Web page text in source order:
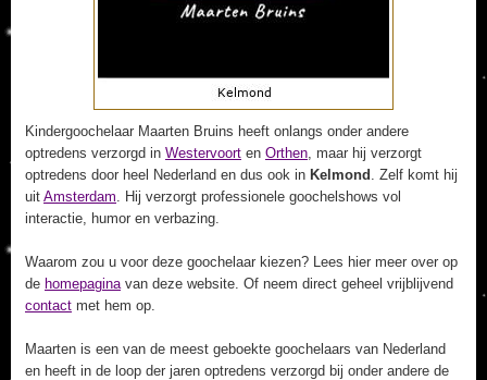
Kindergoochelaar Maarten Bruins heeft onlangs onder andere
optredens verzorgd in Westervoort en Orthen, maar hij verzorgt
optredens door heel Nederland en dus ook in Kelmond . Zelf komt hij
uit Amsterdam. Hij verzorgt professionele goochelshows vol
interactie, humor en verbazing.
Waarom zou u voor deze goochelaar kiezen? Lees hier meer over op
de homepaginavan deze website. Of neem direct geheel vrijblijvend
contact met hem op.
Maarten is een van de meest geboekte goochelaars van Nederland
en heeft in de loop der jaren optredens verzorgd bij onder andere de